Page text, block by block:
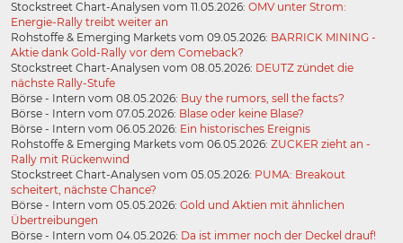
Stockstreet Chart-Analysen vom 11.05.2026: OMV unter Strom:
Energie-Rally treibt weiter an
Rohstoffe & Emerging Markets vom 09.05.2026: BARRICK MINING -
Aktie dank Gold-Rally vor dem Comeback?
Stockstreet Chart-Analysen vom 08.05.2026: DEUTZ zündet die
nächste Rally-Stufe
Börse - Intern vom 08.05.2026: Buy the rumors, sell the facts?
Börse - Intern vom 07.05.2026: Blase oder keine Blase?
Börse - Intern vom 06.05.2026: Ein historisches Ereignis
Rohstoffe & Emerging Markets vom 06.05.2026: ZUCKER zieht an -
Rally mit Rückenwind
Stockstreet Chart-Analysen vom 05.05.2026: PUMA: Breakout
scheitert, nächste Chance?
Börse - Intern vom 05.05.2026: Gold und Aktien mit ähnlichen
Übertreibungen
Börse - Intern vom 04.05.2026: Da ist immer noch der Deckel drauf!